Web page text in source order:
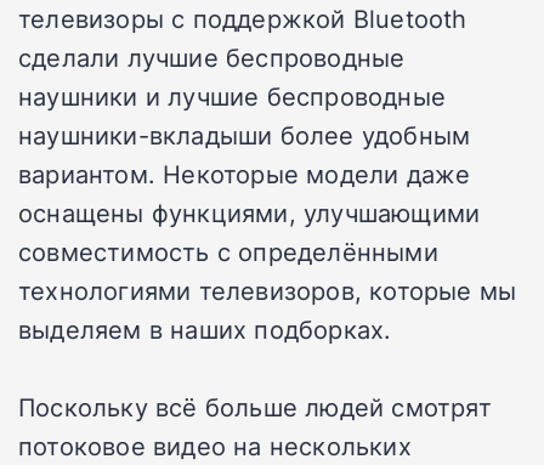
телевизоры с поддержкой Bluetooth
сделали лучшие беспроводные
наушники и лучшие беспроводные
наушники-вкладыши более удобным
вариантом. Некоторые модели даже
оснащены функциями, улучшающими
совместимость с определёнными
технологиями телевизоров, которые мы
выделяем в наших подборках.
Поскольку всё больше людей смотрят
потоковое видео на нескольких